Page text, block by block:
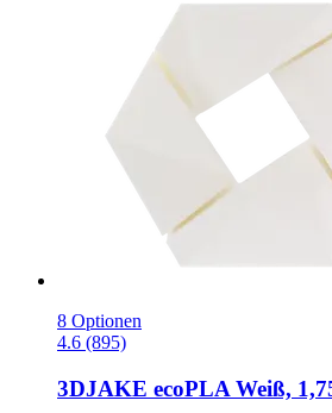
8 Optionen
4.6 (895)
3DJAKE ecoPLA Weiß,